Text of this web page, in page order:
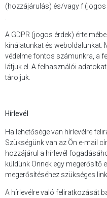
(hozzájárulás) és/vagy f (jogos
A GDPR (jogos érdek)
kínálatunkat és weboldalunkat.
védelme fontos számunkra, a
látjuk el. A felhasználói
tároljuk.
Hírlevél
Ha lehetősége van hírlevélre
Szükségünk van az Ön e-mail
hozzájárul a hírlevél
küldünk Önnek egy megerősítő
megerősítéséhez szükséges
A hírlevélre való feliratkozását